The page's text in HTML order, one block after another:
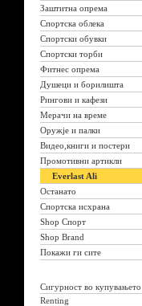
Заштитна опрема
Спортска облека
Спортски обувки
Спортски торби
Фитнес опрема
Душеци и борилишта
Рингови и кафези
Мерачи на време
Оружје и палки
Видео,книги и постери
Промотивни артикли
Everlast Ali
Останато
Спортска исхрана
Shop Спорт
Shop Brand
Покажи ги сите
Сигурност во купувањето
Renting